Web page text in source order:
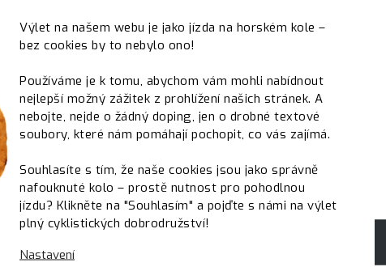
Výlet na našem webu je jako jízda na horském kole –
bez cookies by to nebylo ono!
Používáme je k tomu, abychom vám mohli nabídnout
nejlepší možný zážitek z prohlížení našich stránek. A
nebojte, nejde o žádný doping, jen o drobné textové
soubory, které nám pomáhají pochopit, co vás zajímá.
Souhlasíte s tím, že naše cookies jsou jako správně
nafouknuté kolo – prostě nutnost pro pohodlnou
jízdu? Klikněte na "Souhlasím" a pojďte s námi na výlet
plný cyklistických dobrodružství!
Nastavení